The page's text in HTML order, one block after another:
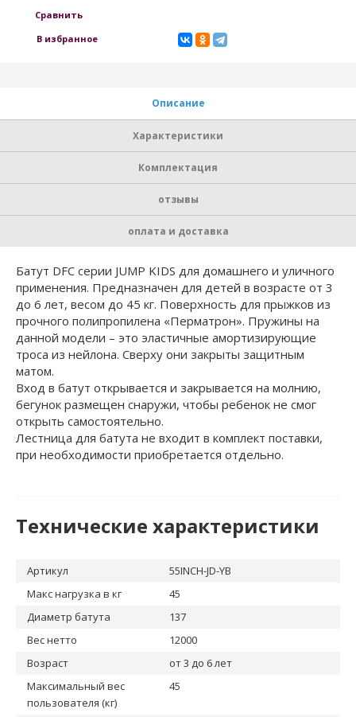
Сравнить
В избранное
Описание
Характеристики
Комплектация
отзывы
оплата и доставка
Батут DFC серии JUMP KIDS для домашнего и уличного
применения. Предназначен для детей в возрасте от 3
до 6 лет, весом до 45 кг. Поверхность для прыжков из
прочного полипропилена «Перматрон». Пружины на
данной модели – это эластичные амортизирующие
троса из нейлона. Сверху они закрыты защитным
матом.
Вход в батут открывается и закрывается на молнию,
бегунок размещен снаружи, чтобы ребенок не смог
открыть самостоятельно.
Лестница для батута не входит в комплект поставки,
при необходимости приобретается отдельно.
Технические характеристики
Артикул
55INCH-JD-YB
Макс нагрузка в кг
45
Диаметр батута
137
Вес нетто
12000
Возраст
от 3 до 6 лет
Максимальный вес
пользователя (кг)
45